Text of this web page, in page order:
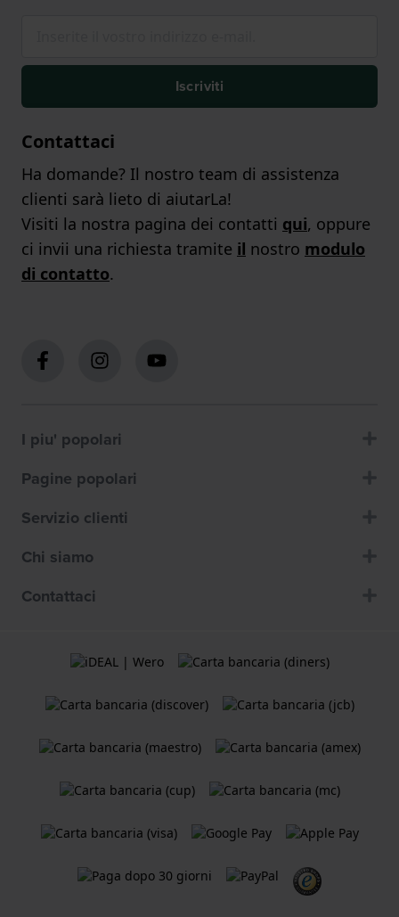
Iscriviti
Contattaci
Ha domande? Il nostro team di assistenza
clienti sarà lieto di aiutarLa!
Visiti la nostra pagina dei contatti qui, oppure
ci invii una richiesta tramite il nostro modulo
di contatto.
I piu' popolari
Pagine popolari
Servizio clienti
Chi siamo
Contattaci